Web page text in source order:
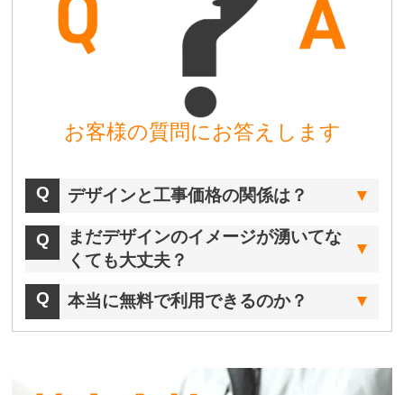
お客様の質問にお答えします
デザインと工事価格の関係は？
まだデザインのイメージが湧いてな
くても大丈夫？
本当に無料で利用できるのか？